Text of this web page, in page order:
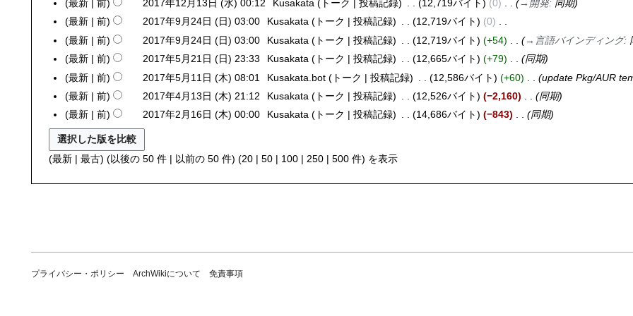
水日
火
1
月
9
火
)
2
0
1
2
月
1
日
最新 前 2017年12月13日 (水) 00:12 Kusakata トーク 投稿記録 12,719バイト 0 → 開発: 同期
2
0
9
月
2
日
最新 前 2017年9月24日 (日) 03:00 Kusakata トーク 投稿記録 12,719バイト
0
編
集
の
要
約
な
し
最新 前 2017年9月24日 (日) 03:00 Kusakata トーク 投稿記録 12,719バイト +54 → 言語バインディング:
2
0
月
1
最新 前 2017年5月21日 (日) 23:33 Kusakata トーク 投稿記録 12,665バイト +79
同期
2
0
年
5
1
最新 前 2017年5月11日 (木) 08:01 Kusakata.bot トーク 投稿記録 12,586バイト +60
update Pkg/AUR
2
0
1
年
(
木
最新 前 2017年4月13日 (木) 21:12 Kusakata トーク 投稿記録 12,526バイト −2,160
同期
2
0
7
日
(
最新 前 2017年2月16日 (木) 00:00 Kusakata トーク 投稿記録 14,686バイト −843 同期
(最新 | 最古) (以後の 50 件 | 以前の 50 件) (20 | 50 | 100 | 250 | 500 件) を表示
プライバシー・ポリシー ArchWikiについて 免責事項